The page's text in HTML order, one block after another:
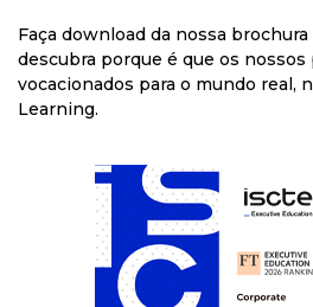
Faça download da nossa
descubra porque é que os nossos
vocacionados para o mundo real,
Learning.